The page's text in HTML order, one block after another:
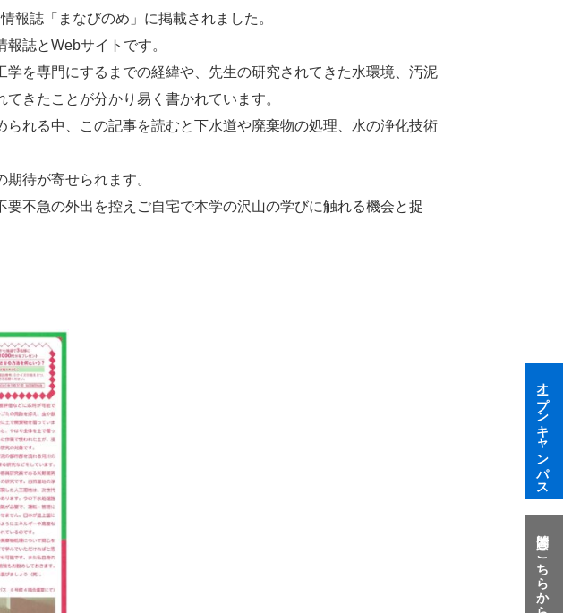
誌「まなびのめ」に掲載されました。
誌とWebサイトです。
専門にするまでの経緯や、先生の研究されてきた水環境、汚泥
きたことが分かり易く書かれています。
れる中、この記事を読むと下水道や廃棄物の処理、水の浄化技術
待が寄せられます。
不急の外出を控えご自宅で本学の沢山の学びに触れる機会と捉
オープンキャンパス
質問はこちらから